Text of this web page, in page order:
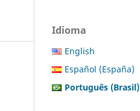
Idioma
English
Español (España)
Português (Brasil)